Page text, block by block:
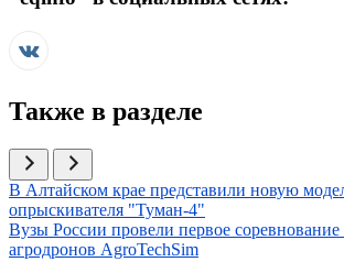
Также в разделе
Иллюстрация новости
В Алтайском крае представили новую
опрыскивателя "Туман-4"
Иллюстрация новости
Вузы России провели первое соревнование
агродронов AgroTechSim